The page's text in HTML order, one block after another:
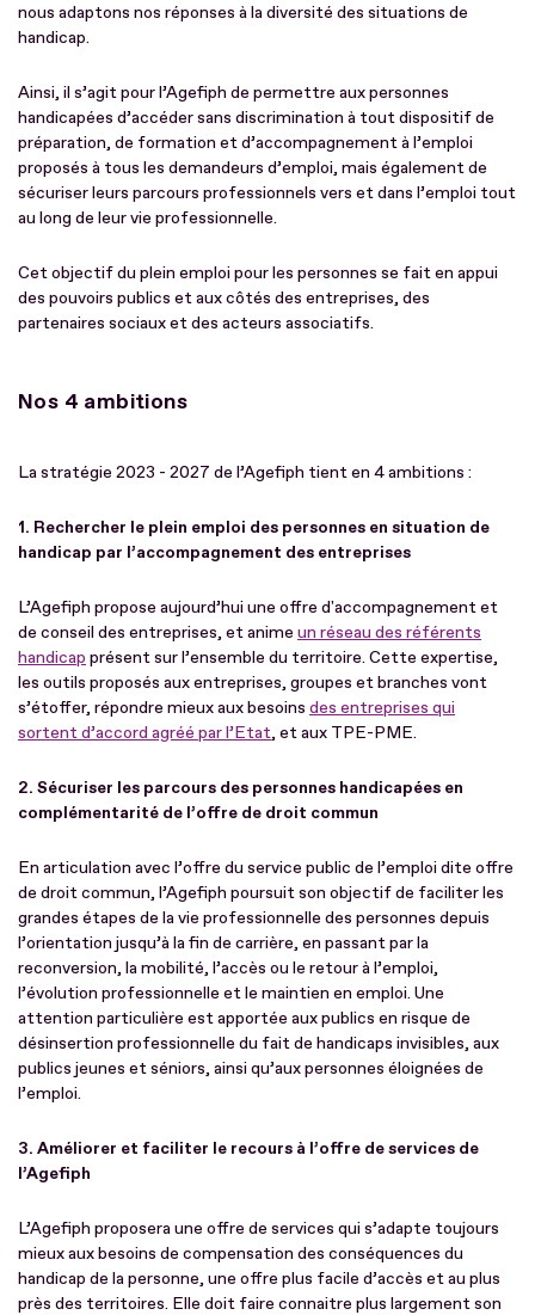
nous adaptons nos réponses à la diversité des situations de
handicap.
Ainsi, il s’agit pour l’Agefiph de permettre aux personnes
handicapées d’accéder sans discrimination à tout dispositif de
préparation, de formation et d’accompagnement à l’emploi
proposés à tous les demandeurs d’emploi, mais également de
sécuriser leurs parcours professionnels vers et dans l’emploi tout
au long de leur vie professionnelle.
Cet objectif du plein emploi pour les personnes se fait en appui
des pouvoirs publics et aux côtés des entreprises, des
partenaires sociaux et des acteurs associatifs.
Nos 4 ambitions
La stratégie 2023 - 2027 de l’Agefiph tient en 4 ambitions :
1. Rechercher le plein emploi des personnes en situation de
handicap par l’accompagnement des entreprises
L’Agefiph propose aujourd’hui une offre d'accompagnement et
de conseil des entreprises, et anime un réseau des référents
handicap présent sur l’ensemble du territoire. Cette expertise,
les outils proposés aux entreprises, groupes et branches vont
s’étoffer, répondre mieux aux besoins des entreprises qui
sortent d’accord agréé par l’Etat, et aux TPE-PME.
2. Sécuriser les parcours des personnes han­dicapées en
complémentarité de l’offre de droit commun
En articulation avec l’offre du service public de l’emploi dite offre
de droit commun, l’Agefiph poursuit son objectif de faciliter les
grandes étapes de la vie professionnelle des personnes depuis
l’orientation jusqu’à la fin de carrière, en passant par la
reconversion, la mobilité, l’accès ou le retour à l’emploi,
l’évolution professionnelle et le maintien en emploi. Une
attention particulière est apportée aux publics en risque de
désinsertion professionnelle du fait de handicaps invisibles, aux
publics jeunes et séniors, ainsi qu’aux personnes éloignées de
l’emploi.
3. Améliorer et faciliter le recours à l’offre de services de
l’Agefiph
L’Agefiph proposera une offre de services qui s’adapte toujours
mieux aux besoins de compensation des conséquences du
handicap de la personne, une offre plus facile d’accès et au plus
près des territoires. Elle doit faire connaitre plus largement son